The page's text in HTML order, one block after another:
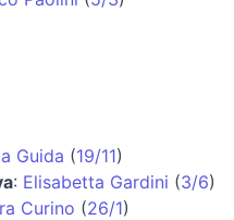
Guida (19/11)
: Elisabetta Gardini (3/6)
Curino (26/1)